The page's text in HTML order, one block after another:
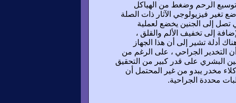
توسيع الرحم وضغط من الهياكل
تغير فيزيولوجي الآثار ذات الصلة
تصل إلى الجنين يخضع لعملية
إلى تخفيف الألم والقلق ،
أدلة تشير إلى أن هذا الجهاز
التخدير الجراحي ، على الرغم من
البشري على قدر كبير من التحقيق
مخدر يبدو من غير المحتمل أن
محددة الجراحية.